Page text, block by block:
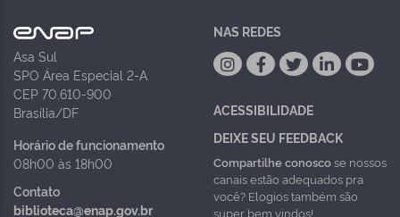
Asa Sul
SPO Área Especial 2-A
CEP 70.610-900
Brasília/DF
Horário de funcionamento
08h00 às 18h00
Contato
biblioteca@enap.gov.br
NAS REDES
ACESSIBILIDADE
DEIXE SEU FEEDBACK
Compartilhe conoscose nossos
canais estão adequados pra
você? Elogios também são
super bem vindos!